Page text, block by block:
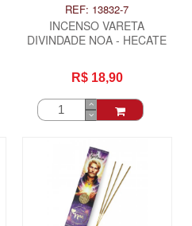
REF: 13832-7
INCENSO VARETA
DIVINDADE NOA - HECATE
R$ 18,90